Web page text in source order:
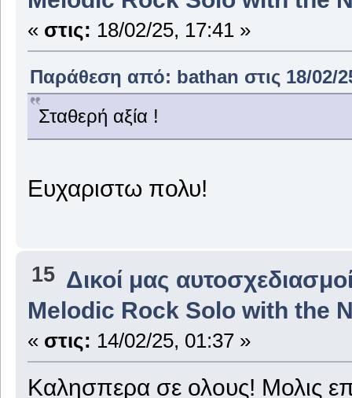
« στις: 18/02/25, 17:41 »
Παράθεση από: bathan στις 18/02/
Σταθερή αξία !
Ευχαριστω πολυ!
15 Δικοί μας
Melodic Rock Solo with the
« στις: 14/02/25, 01:37 »
Καλησπερα σε ολους! Μολις